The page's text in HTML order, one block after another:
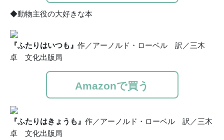
◆動物主役の大好きな本
『ふたりはいつも』 作／アーノルド・ローベル 訳／三木
卓 文化出版局
Amazonで買う
『ふたりはきょうも』 作／アーノルド・ローベル 訳／三木
卓 文化出版局